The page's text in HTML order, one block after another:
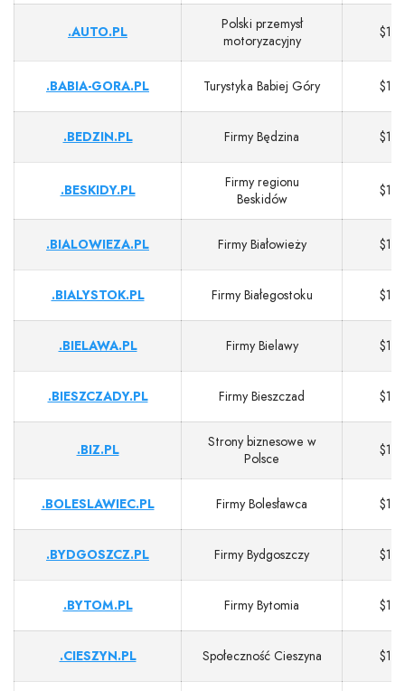
.AUTO.PL
Polski przemysł
motoryzacyjny
$13
.BABIA-GORA.PL Turystyka Babiej Góry $13
.BEDZIN.PL Firmy Będzina $13
.BESKIDY.PL
Firmy regionu
Beskidów
$13
.BIALOWIEZA.PL Firmy Białowieży $13
.BIALYSTOK.PL Firmy Białegostoku $13
.BIELAWA.PL Firmy Bielawy $13
.BIESZCZADY.PL Firmy Bieszczad $13
.BIZ.PL
Strony biznesowe w
Polsce
$13
.BOLESLAWIEC.PL Firmy Bolesławca $13
.BYDGOSZCZ.PL Firmy Bydgoszczy $13
.BYTOM.PL Firmy Bytomia $13
.CIESZYN.PL Społeczność Cieszyna $13